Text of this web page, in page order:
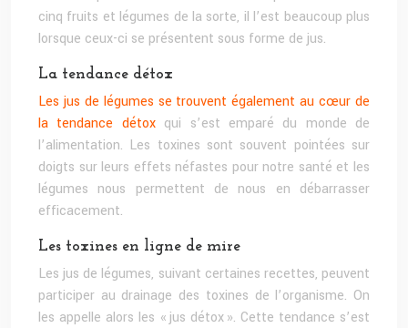
cinq fruits et légumes de la sorte, il l’est beaucoup plus
lorsque ceux-ci se présentent sous forme de jus.
La tendance détox
Les jus de légumes se trouvent également au cœur de
la tendance détoxqui s’est emparé du monde de
l’alimentation. Les toxines sont souvent pointées sur
doigts sur leurs effets néfastes pour notre santé et les
légumes nous permettent de nous en débarrasser
efficacement.
Les toxines en ligne de mire
Les jus de légumes, suivant certaines recettes, peuvent
participer au drainage des toxines de l’organisme. On
les appelle alors les « jus détox ». Cette tendance s’est